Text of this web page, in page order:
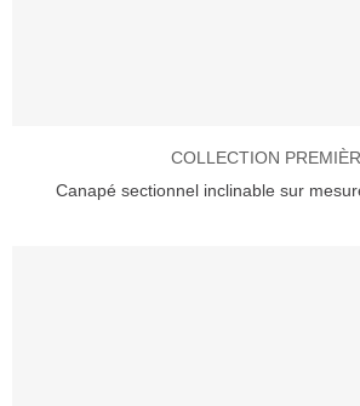
COLLECTION
Canapé sectionnel inclinable sur